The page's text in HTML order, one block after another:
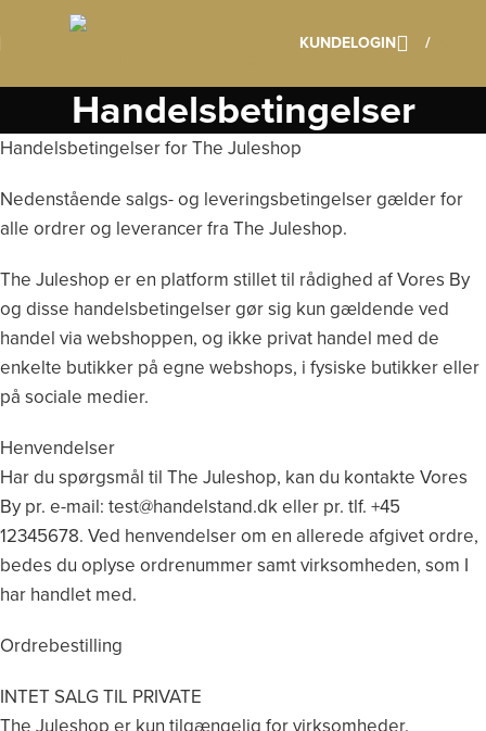
Dette er en demo, ikke en rigtig hjemmeside. Kontakt Provi
på reklamebureau@provi.dk for mere info
Klik her os læs mere om vores vigtige datoer
KUNDELOGIN /
Handelsbetingelser
Handelsbetingelser for The Juleshop
Nedenstående salgs- og leveringsbetingelser gælder for
alle ordrer og leverancer fra The Juleshop.
The Juleshop er en platform stillet til rådighed af Vores By
og disse handelsbetingelser gør sig kun gældende ved
handel via webshoppen, og ikke privat handel med de
enkelte butikker på egne webshops, i fysiske butikker eller
på sociale medier.
Henvendelser
Har du spørgsmål til The Juleshop, kan du kontakte Vores
By pr. e-mail: test@handelstand.dk eller pr. tlf. +45
12345678. Ved henvendelser om en allerede afgivet ordre,
bedes du oplyse ordrenummer samt virksomheden, som I
har handlet med.
Ordrebestilling
INTET SALG TIL PRIVATE
The Juleshop er kun tilgængelig for virksomheder.